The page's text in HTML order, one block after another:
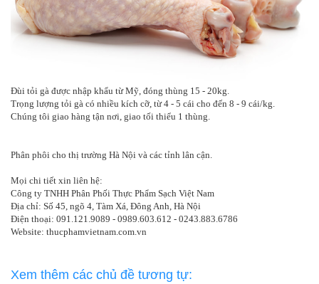
Đùi tỏi gà được nhập khẩu từ Mỹ, đóng thùng 15 - 20kg.
Trọng lượng tỏi gà có nhiều kích cỡ, từ 4 - 5 cái cho đến 8 - 9 cái/kg.
Chúng tôi giao hàng tận nơi, giao tối thiểu 1 thùng.
Phân phôi cho thị trường Hà Nội và các tỉnh lân cận.
Mọi chi tiết xin liên hệ:
Công ty TNHH Phân Phối Thực Phẩm Sạch Việt Nam
Địa chỉ: Số 45, ngõ 4, Tàm Xá, Đông Anh, Hà Nội
Điện thoại: 091.121.9089 - 0989.603.612 - 0243.883.6786
Website: thucphamvietnam.com.vn
Xem thêm các chủ đề tương tự: